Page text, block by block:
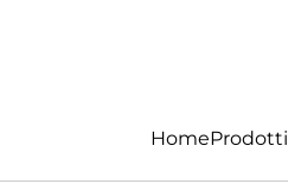
HomeProdotti